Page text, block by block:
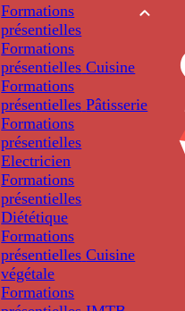
Formations
présentielles
Formations
présentielles Cuisine
Formations
présentielles Pâtisserie
Formations
présentielles
Electricien
Formations
présentielles
Diététique
Formations
présentielles Cuisine
végétale
Formations